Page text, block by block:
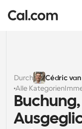
Lösungen
Nach Teamgröße
Für
Persönliche
Enterprise
Durch
Cédric
Alle Kategorien
Buchung,